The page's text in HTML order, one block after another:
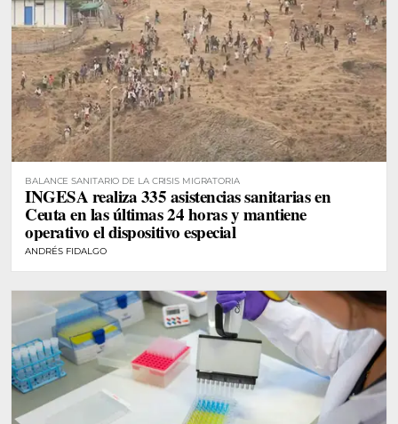
BALANCE SANITARIO DE LA CRISIS MIGRATORIA
INGESA realiza 335 asistencias sanitarias en
Ceuta en las últimas 24 horas y mantiene
operativo el dispositivo especial
ANDRÉS FIDALGO